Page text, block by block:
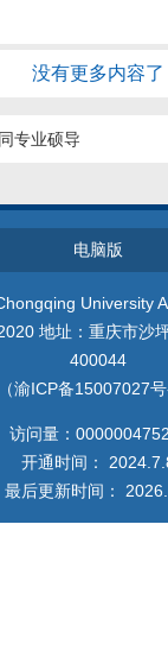
没有更多内容了
同专业硕导
电脑版
University
地址：重庆市沙
400044
（渝ICP备15007027号
访问量： 0000004752
开通时间： 2024 7
最后更新时间： 2026